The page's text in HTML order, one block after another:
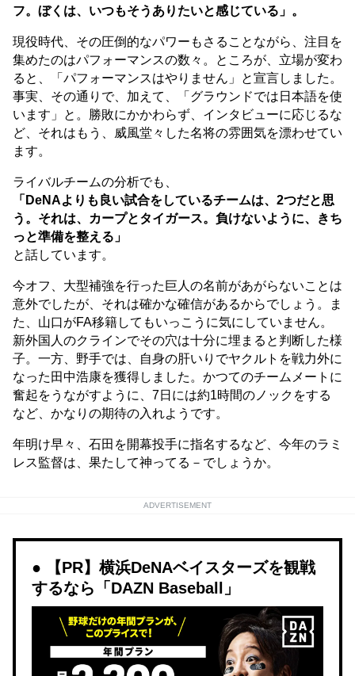
フ。ぼくは、いつもそうありたいと感じている」。
現役時代、その圧倒的なパワーもさることながら、注目を
集めたのはパフォーマンスの数々。ところが、立場が変わ
ると、「パフォーマンスはやりません」と宣言しました。
事実、その通りで、加えて、「グラウンドでは日本語を使
います」と。勝敗にかかわらず、インタビューに応じるな
ど、それはもう、威風堂々した名将の雰囲気を漂わせてい
ます。
ライバルチームの分析でも、
「DeNAよりも良い試合をしているチームは、2つだと思
う。それは、カープとタイガース。負けないように、きち
っと準備を整える」
と話しています。
今オフ、大型補強を行った巨人の名前があがらないことは
意外でしたが、それは確かな確信があるからでしょう。ま
た、山口がFA移籍してもいっこうに気にしていません。
新外国人のクラインでその穴は十分に埋まると判断した様
子。一方、野手では、自身の肝いりでヤクルトを戦力外に
なった田中浩康を獲得しました。かつてのチームメートに
奮起をうながすように、7日には約1時間のノックをする
など、かなりの期待の入れようです。
年明け早々、石田を開幕投手に指名するなど、今年のラミ
レス監督は、果たして神ってる－でしょうか。
ADVERTISEMENT
【PR】横浜DeNAベイスターズを観戦
するなら「DAZN Baseball」